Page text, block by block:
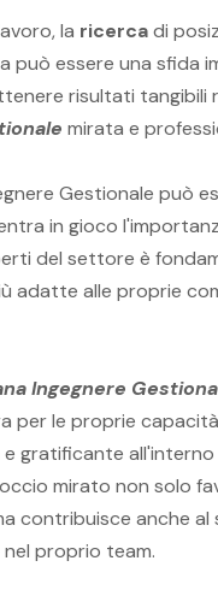
la ricercadi
può essere una sfida
risultati tangibili
mirata e
Gestionale può
in gioco
del settore è
adatte alle proprie
Ingegnere
per le proprie
gratificante all'interno
mirato non solo
contribuisce anche al
proprio team.